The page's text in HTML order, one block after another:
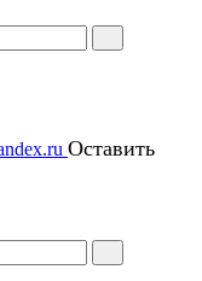
Оставить